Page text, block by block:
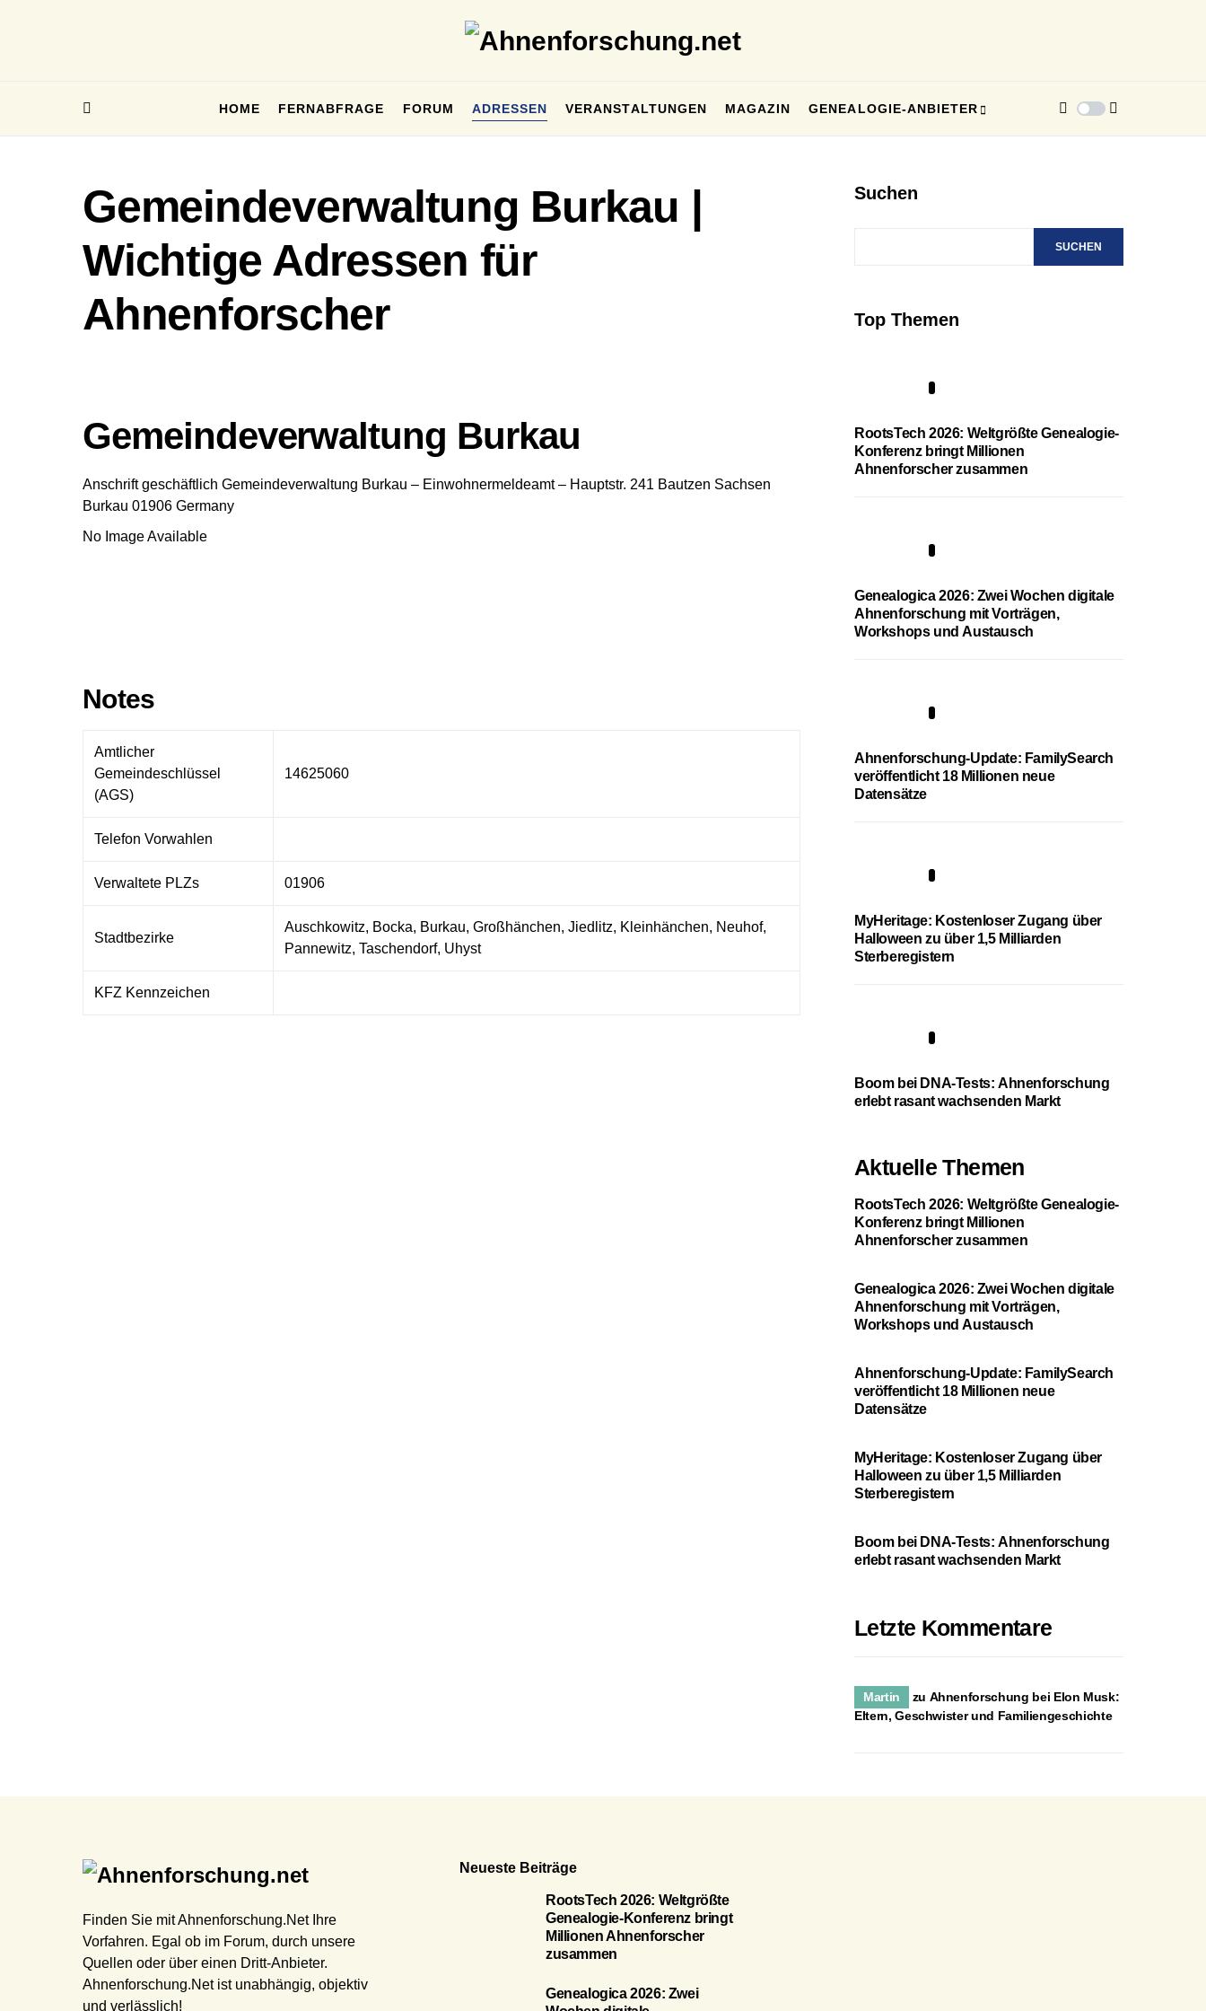
HOME FERNABFRAGE FORUM ADRESSEN VERANSTALTUNGEN MAGAZIN GENEALOGIE-ANBIETER
Gemeindeverwaltung Burkau |
Wichtige Adressen für
Ahnenforscher
Gemeindeverwaltung Burkau
Anschrift geschäftlich Gemeindeverwaltung Burkau – Einwohnermeldeamt – Hauptstr. 241 Bautzen Sachsen
Burkau 01906 Germany
No Image Available
Notes
Amtlicher
Gemeindeschlüssel
(AGS)
14625060
Telefon Vorwahlen
Verwaltete PLZs 01906
Stadtbezirke
Auschkowitz, Bocka, Burkau, Großhänchen, Jiedlitz, Kleinhänchen, Neuhof,
Pannewitz, Taschendorf, Uhyst
KFZ Kennzeichen
Suchen
SUCHEN
Top Themen
RootsTech 2026: Weltgrößte Genealogie-
Konferenz bringt Millionen
Ahnenforscher zusammen
Genealogica 2026: Zwei Wochen digitale
Ahnenforschung mit Vorträgen,
Workshops und Austausch
Ahnenforschung-Update: FamilySearch
veröffentlicht 18 Millionen neue
Datensätze
MyHeritage: Kostenloser Zugang über
Halloween zu über 1,5 Milliarden
Sterberegistern
Boom bei DNA-Tests: Ahnenforschung
erlebt rasant wachsenden Markt
Aktuelle Themen
RootsTech 2026: Weltgrößte Genealogie-
Konferenz bringt Millionen
Ahnenforscher zusammen
Genealogica 2026: Zwei Wochen digitale
Ahnenforschung mit Vorträgen,
Workshops und Austausch
Ahnenforschung-Update: FamilySearch
veröffentlicht 18 Millionen neue
Datensätze
MyHeritage: Kostenloser Zugang über
Halloween zu über 1,5 Milliarden
Sterberegistern
Boom bei DNA-Tests: Ahnenforschung
erlebt rasant wachsenden Markt
Letzte Kommentare
Martin zu Ahnenforschung bei Elon Musk:
Eltern, Geschwister und Familiengeschichte
Finden Sie mit Ahnenforschung.Net Ihre
Vorfahren. Egal ob im Forum, durch unsere
Quellen oder über einen Dritt-Anbieter.
Ahnenforschung.Net ist unabhängig, objektiv
und verlässlich!
Neueste Beiträge
RootsTech 2026: Weltgrößte
Genealogie-Konferenz bringt
Millionen Ahnenforscher
zusammen
Genealogica 2026: Zwei